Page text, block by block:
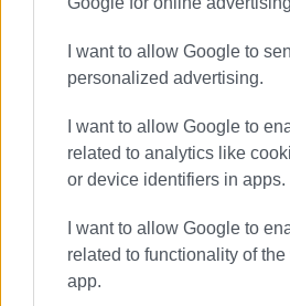
I want to allow Google to
personalized advertising.
I want to allow Google to
related to analytics like
or device identifiers in apps.
I want to allow Google to
related to functionality of
app.